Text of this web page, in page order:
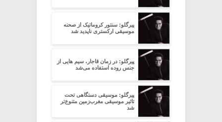
پیرگلو: سنتور کروماتیک از صحنه
موسیقی ارکستری ناپدید شد
پیرگلو: در زمان قاجار، سیم هایی از
جنس روده استفاده ‌می‌شد
پیرگلو: موسیقی دستگاهی تحت
تاثیر موسیقی مغرب‌زمین متنوع‌تر
شد